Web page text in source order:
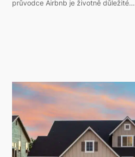
průvodce Airbnb je životně důležité…